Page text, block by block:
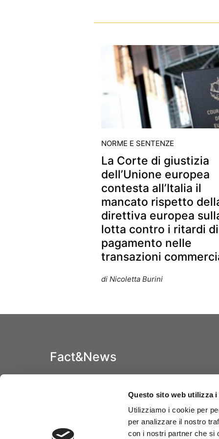
Questo sito web utilizza i
Utilizziamo i cookie per
per analizzare il nostro
con i nostri partner che si
NORME E SENTENZE
La Corte di giustizia
dell’Unione europea
contesta all’Italia il
mancato rispetto
direttiva europea
lotta contro i ritardi di
pagamento nelle
transazioni
di Nicoletta Burini
Fact&News
Italiana per il Factoring, ente apolitico e senza fini di
lucro che aggrega gli operatori di factoring e
favorisce lo sviluppo efficiente del mercato del